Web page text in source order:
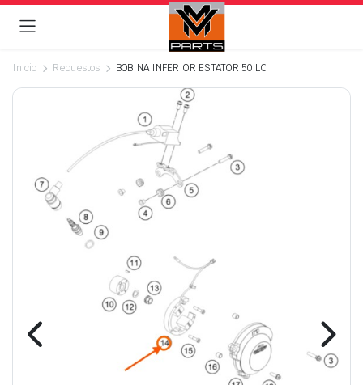
Inicio Repuestos BOBINA INFERIOR ESTATOR 50 LC